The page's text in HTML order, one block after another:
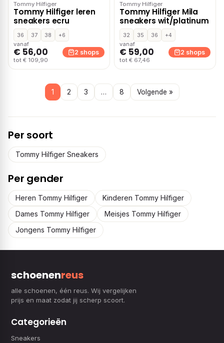
Tommy Hilfiger
Tommy Hilfiger leren
sneakers ecru
36 37 38
+6
vanaf
€ 56,00
tot € 109,90
2 shops
Tommy Hilfiger
Tommy Hilfiger Mila
sneakers wit/platinum
32 35 36
+4
vanaf
€ 59,00
tot € 67,46
2 shops
1 2 3 … 8 Volgende »
Per soort
Tommy Hilfiger Sneakers
Per gender
Heren Tommy Hilfiger
Kinderen Tommy Hilfiger
Dames Tommy Hilfiger
Meisjes Tommy Hilfiger
Jongens Tommy Hilfiger
schoenenreus
alle schoenen, één reus. Wij vergelijken
prijs en maat zodat jij scherp scoort.
Categorieën
Sneakers